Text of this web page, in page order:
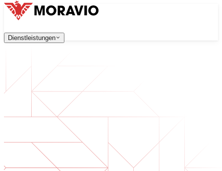
Dienstleistungen
Softwareentwicklung
Webanwendungen, die skalierbar, sicher und
Digitale Transformation
Digitalisieren Sie Ihr Unternehmen. Bereiten Sie sich auf
KI-Softwareentwicklung
Maßgeschneiderte KI-Tools, integriert in Ihre Prozesse.
Alle Dienstleistungen→
English
Kontaktieren Sie uns